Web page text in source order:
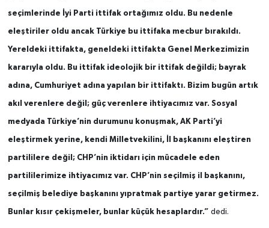
seçimlerinde İyi Parti ittifak ortağımız oldu. Bu nedenle
eleştiriler oldu ancak Türkiye bu ittifaka mecbur bırakıldı.
Yereldeki ittifakta, geneldeki ittifakta Genel Merkezimizin
kararıyla oldu. Bu ittifak ideolojik bir ittifak değildi; bayrak
adına, Cumhuriyet adına yapılan bir ittifaktı. Bizim bugün artık
akıl verenlere değil; güç verenlere ihtiyacımız var. Sosyal
medyada Türkiye’nin durumunu konuşmak, AK Parti’yi
eleştirmek yerine, kendi Milletvekilini, İl başkanını eleştiren
partililere değil; CHP’nin iktidarı için mücadele eden
partililerimize ihtiyacımız var. CHP’nin seçilmiş il başkanını,
seçilmiş belediye başkanını yıpratmak partiye yarar getirmez.
Bunlar kısır çekişmeler, bunlar küçük hesaplardır.” dedi.